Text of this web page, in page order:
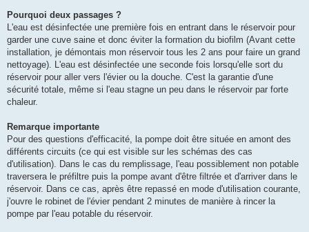
Pourquoi deux passages ?
L'eau est désinfectée une première fois en entrant dans le réservoir pour
garder une cuve saine et donc éviter la formation du biofilm (Avant cette
installation, je démontais mon réservoir tous les 2 ans pour faire un grand
nettoyage). L'eau est désinfectée une seconde fois lorsqu'elle sort du
réservoir pour aller vers l'évier ou la douche. C'est la garantie d'une
sécurité totale, même si l'eau stagne un peu dans le réservoir par forte
chaleur.
Remarque importante
Pour des questions d'efficacité, la pompe doit être située en amont des
différents circuits (ce qui est visible sur les schémas des cas
d'utilisation). Dans le cas du remplissage, l'eau possiblement non potable
traversera le préfiltre puis la pompe avant d'être filtrée et d'arriver dans le
réservoir. Dans ce cas, après être repassé en mode d'utilisation courante,
j'ouvre le robinet de l'évier pendant 2 minutes de manière à rincer la
pompe par l'eau potable du réservoir.